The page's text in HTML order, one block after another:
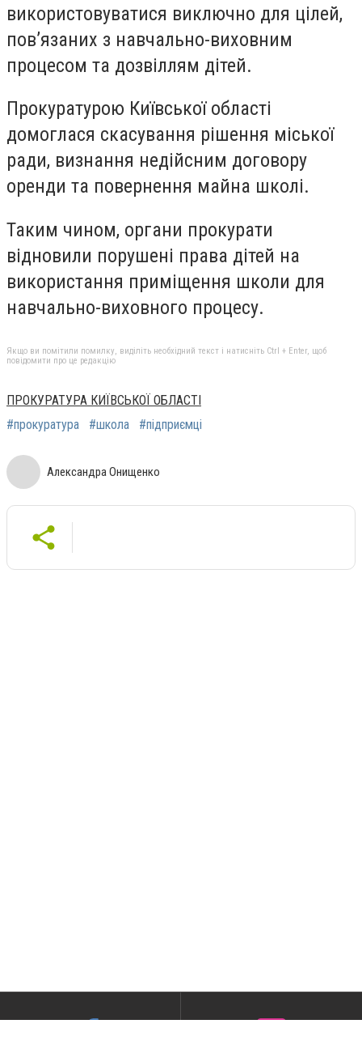
використовуватися виключно для цілей,
пов’язаних з навчально-виховним
процесом та дозвіллям дітей.
Прокуратурою Київської області
домоглася скасування рішення міської
ради, визнання недійсним договору
оренди та повернення майна школі.
Таким чином, органи прокурати
відновили порушені права дітей на
використання приміщення школи для
навчально-виховного процесу.
Якщо ви помітили помилку, виділіть необхідний текст і натисніть Ctrl + Enter, щоб
повідомити про це редакцію
ПРОКУРАТУРА КИЇВСЬКОЇ ОБЛАСТІ
#прокуратура
#школа #підприємці
Александра Онищенко